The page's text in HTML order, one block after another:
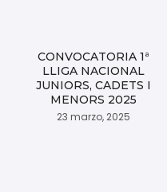
CONVOCATORIA 1ª
LLIGA NACIONAL
JUNIORS, CADETS I
MENORS 2025
23 marzo, 2025